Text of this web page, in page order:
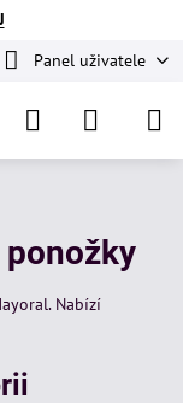
Panel uživatele
Nabízí